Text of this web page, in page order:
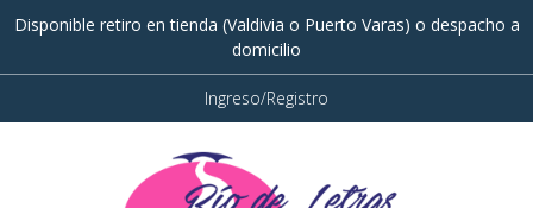
Disponible retiro en tienda (Valdivia o Puerto Varas) o despacho a
domicilio
Ingreso/Registro